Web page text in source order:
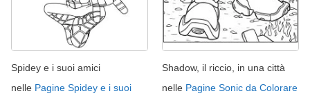
Spidey e i suoi amici
nelle Pagine Spidey e i suoi
Shadow, il riccio, in una città
nelle Pagine Sonic da Colorare